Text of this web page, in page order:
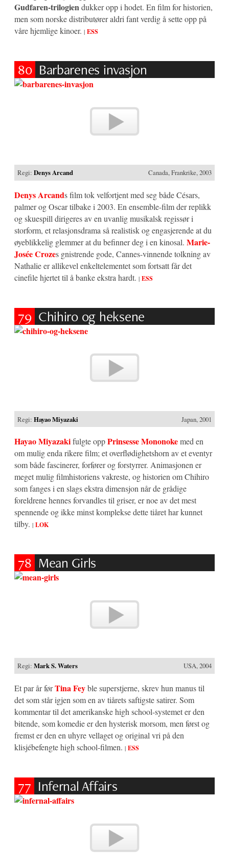
Gudfaren-trilogiendukker opp i hodet. En film for historien,
men som norske distributører aldri fant verdig å sette opp på
våre hjemlige kinoer. | ESS
80 Barbarenes invasjon
Regi:Denys Arcand Canada, Frankrike, 2003
Denys Arcands film tok velfortjent med seg både Césars,
palmer og Oscar tilbake i 2003. En ensemble-film der replikk
og skuespill dirigeres av en uvanlig musikalsk regissør i
storform, et relasjonsdrama så realistisk og engasjerende at du
øyeblikkelig glemmer at du befinner deg i en kinosal. Marie-
Josée Crozes gnistrende gode, Cannes-vinnende tolkning av
Nathalie er allikevel enkeltelementet som fortsatt får det
cinefile hjertet til å banke ekstra hardt. | ESS
79 Chihiro og heksene
Regi:Hayao Miyazaki Japan, 2001
Hayao Miyazakifulgte oppPrinsesse Mononokemed en
om mulig enda rikere film; et overflødighetshorn av et eventyr
som både fascinerer, forfører og forstyrrer. Animasjonen er
meget mulig filmhistoriens vakreste, og historien om Chihiro
som fanges i en slags ekstra dimensjon når de grådige
foreldrene hennes forvandles til griser, er noe av det mest
spennende og ikke minst komplekse dette tiåret har kunnet
tilby. | LOK
78 Mean Girls
Regi:Mark S. Waters USA, 2004
Et par år førTina Feyble superstjerne, skrev hun manus til
det som står igjen som en av tiårets saftigste satirer. Som
kommentar til det amerikanske high school-systemet er den
bitende, som komedie er den hysterisk morsom, men først og
fremst er den en uhyre vellaget og original vri på den
klisjébefengte high school-filmen. | ESS
77 Infernal Affairs